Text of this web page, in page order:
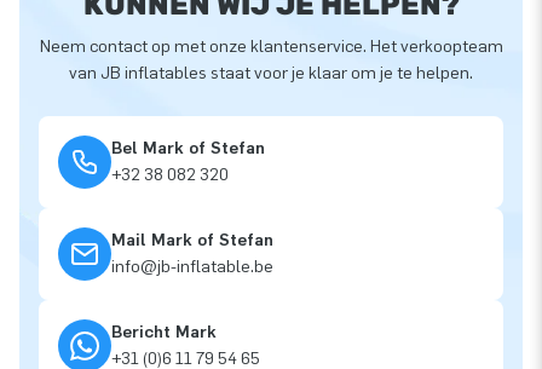
Neem contact op met onze klantenservice. Het verkoopteam
van JB inflatables staat voor je klaar om je te helpen.
Bel Mark of Stefan
+32 38 082 320
Mail Mark of Stefan
info@jb-inflatable.be
Bericht Mark
+31 (0)6 11 79 54 65